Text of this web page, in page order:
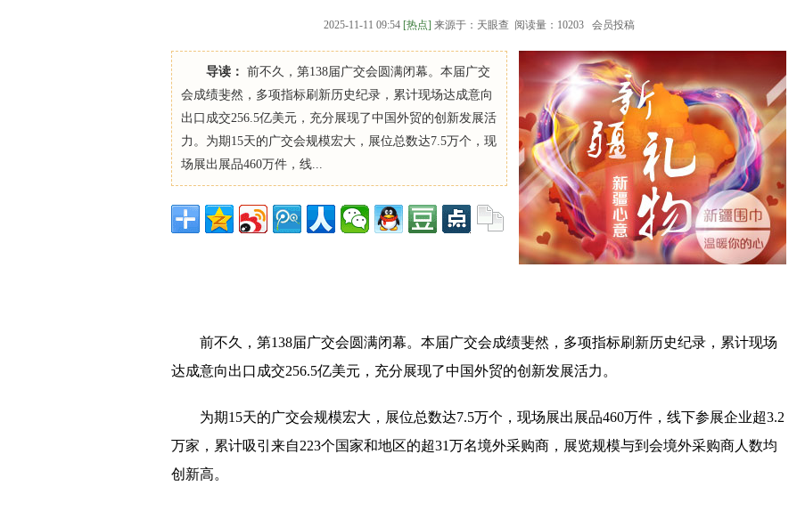
2025-11-11 09:54 [热点] 来源于：天眼查 阅读量：10203 会员投稿
导读： 前不久，第138届广交会圆满闭幕。本届广交
会成绩斐然，多项指标刷新历史纪录，累计现场达成意向
出口成交256.5亿美元，充分展现了中国外贸的创新发展活
力。为期15天的广交会规模宏大，展位总数达7.5万个，现
场展出展品460万件，线...
前不久，第138届广交会圆满闭幕。本届广交会成绩斐然，多项指标刷新历史纪录，累计现场
达成意向出口成交256.5亿美元，充分展现了中国外贸的创新发展活力。
为期15天的广交会规模宏大，展位总数达7.5万个，现场展出展品460万件，线下参展企业超3.2
万家，累计吸引来自223个国家和地区的超31万名境外采购商，展览规模与到会境外采购商人数均
创新高。